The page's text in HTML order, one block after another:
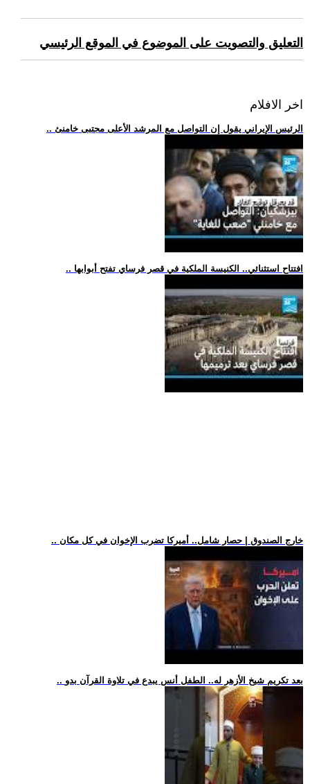
التعليق والتصويت على الموضوع في الموقع الرئيسي
اخر الافلام
.. الرئيس الإيراني يقول إن التواصل مع المرشد الأعلى مجتبى خامنئ
.. افتتاح استثنائي.. الكنيسة الملكية في قصر فرساي تفتح أبوابها
.. خارج الصندوق | حصار شامل.. أميركا تضرب الإخوان في كل مكان
.. بعد تكريم شيخ الأزهر له.. الطفل أنس يبدع في تلاوة القرآن بدو